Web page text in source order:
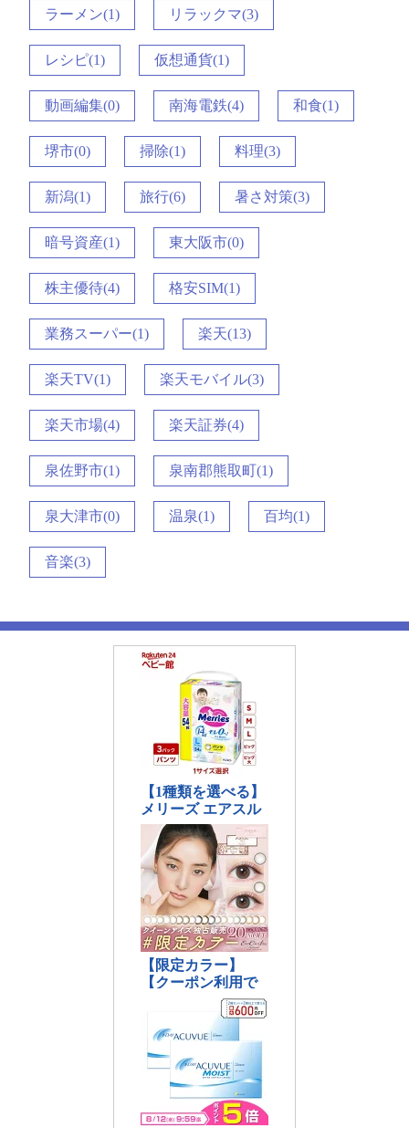
ラーメン(1) リラックマ(3)
レシピ(1) 仮想通貨(1)
動画編集(0) 南海電鉄(4) 和食(1)
堺市(0) 掃除(1) 料理(3)
新潟(1) 旅行(6) 暑さ対策(3)
暗号資産(1) 東大阪市(0)
株主優待(4) 格安SIM(1)
業務スーパー(1) 楽天(13)
楽天TV(1) 楽天モバイル(3)
楽天市場(4) 楽天証券(4)
泉佐野市(1) 泉南郡熊取町(1)
泉大津市(0) 温泉(1) 百均(1)
音楽(3)